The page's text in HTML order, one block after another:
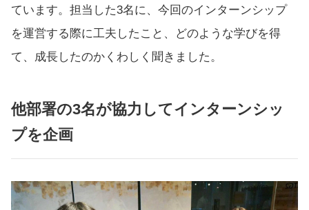
ています。担当した3名に、今回のインターンシップ
を運営する際に工夫したこと、どのような学びを得
て、成長したのかくわしく聞きました。
他部署の3名が協力してインターンシッ
プを企画